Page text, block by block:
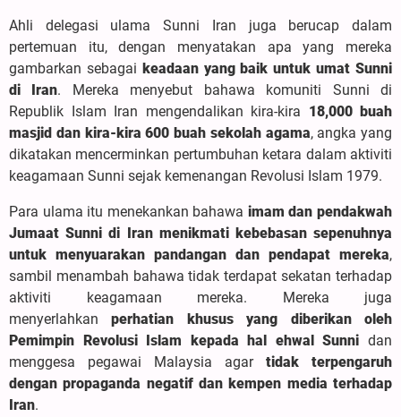
Ahli delegasi ulama Sunni Iran juga berucap dalam
pertemuan itu, dengan menyatakan apa yang mereka
gambarkan sebagai keadaan yang baik untuk umat Sunni
di Iran. Mereka menyebut bahawa komuniti Sunni di
Republik Islam Iran mengendalikan kira-kira 18,000 buah
masjid dan kira-kira 600 buah sekolah agama, angka yang
dikatakan mencerminkan pertumbuhan ketara dalam aktiviti
keagamaan Sunni sejak kemenangan Revolusi Islam 1979.
Para ulama itu menekankan bahawa imam dan pendakwah
Jumaat Sunni di Iran menikmati kebebasan sepenuhnya
untuk menyuarakan pandangan dan pendapat mereka,
sambil menambah bahawa tidak terdapat sekatan terhadap
aktiviti keagamaan mereka. Mereka juga
menyerlahkanperhatian khusus yang diberikan oleh
Pemimpin Revolusi Islam kepada hal ehwal Sunni dan
menggesa pegawai Malaysia agar tidak terpengaruh
dengan propaganda negatif dan kempen media terhadap
Iran.